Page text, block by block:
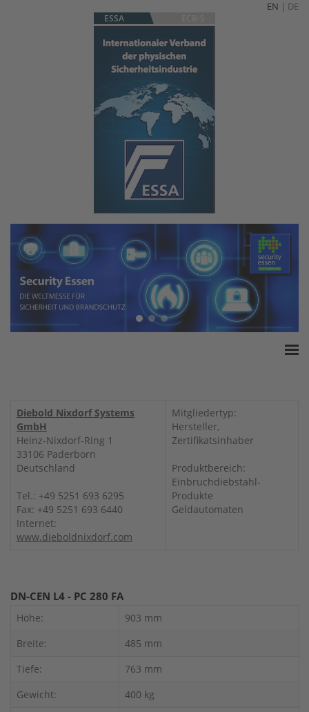
EN | DE
ESSA
White Paper
Produkte
Versicherungssummen
Kontakt
Diebold Nixdorf Systems
GmbH
Heinz-Nixdorf-Ring 1
33106 Paderborn
Deutschland
Tel.: +49 5251 693 6295
Fax: +49 5251 693 6440
Internet:
www.dieboldnixdorf.com
Mitgliedertyp:
Hersteller,
Zertifikatsinhaber
Produktbereich:
Einbruchdiebstahl-
Produkte
Geldautomaten
DN-CEN L4 - PC 280 FA
Höhe:
903 mm
Breite:
485 mm
Tiefe:
763 mm
Gewicht:
400 kg